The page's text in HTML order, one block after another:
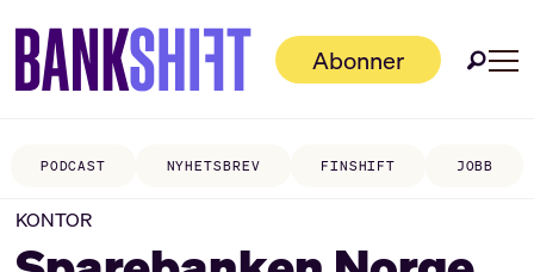
Abonner
PODCAST NYHETSBREV FINSHIFT JOBB
KONTOR